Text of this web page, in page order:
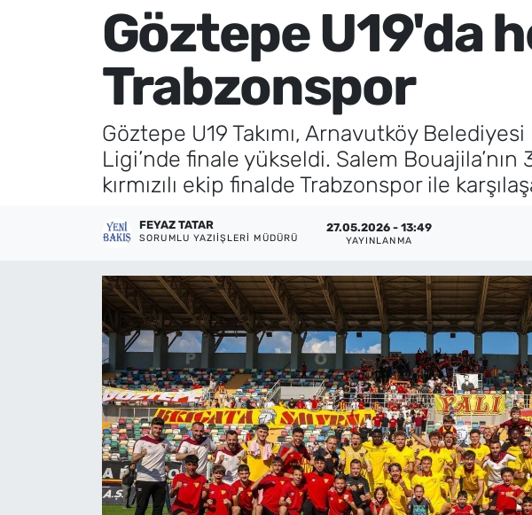
Göztepe U19'da
Trabzonspor
Göztepe U19 Takımı, Arnavutköy
Ligi’nde finale yükseldi. Salem Bouajila’nın
kırmızılı ekip finalde Trabzonspor ile
FEYAZ TATAR
SORUMLU YAZIIŞLERI MÜDÜRÜ
27.05.2026 - 13:49
YAYINLANMA
İletişim